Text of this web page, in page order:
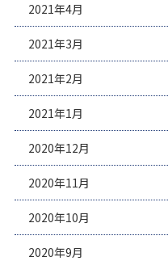
2021年4月
2021年3月
2021年2月
2021年1月
2020年12月
2020年11月
2020年10月
2020年9月